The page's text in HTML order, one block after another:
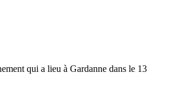
qui a lieu à Gardanne dans le 13